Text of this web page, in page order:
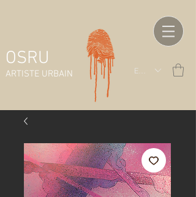
OSRU
ARTISTE URBAIN EUR (€)